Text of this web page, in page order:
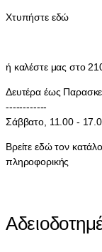
Χτυπήστε εδώ
ή καλέστε μας στο
Δευτέρα έως
------------
Σάββατο, 11.00 -
Βρείτε εδώ τον
πληροφορικής